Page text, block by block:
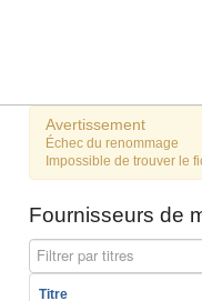
Avertissement
Échec du renommage
Impossible de trouver le
Fournisseurs de
Filtrer par titres
Titre